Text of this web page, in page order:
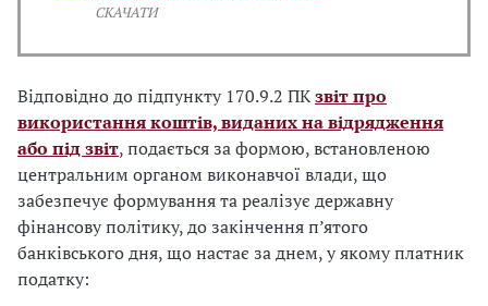
СКАЧАТИ
Відповідно до підпункту 170.9.2 ПКзвіт про
використання коштів, виданих на відрядження
або під звіт, подається за формою, встановленою
центральним органом виконавчої влади, що
забезпечує формування та реалізує державну
фінансову політику, до закінчення п’ятого
банківського дня, що настає за днем, у якому платник
податку: